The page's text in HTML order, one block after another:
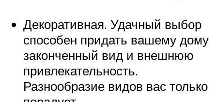
Декоративная. Удачный выбор
способен придать вашему дому
законченный вид и внешнюю
привлекательность.
Разнообразие видов вас только